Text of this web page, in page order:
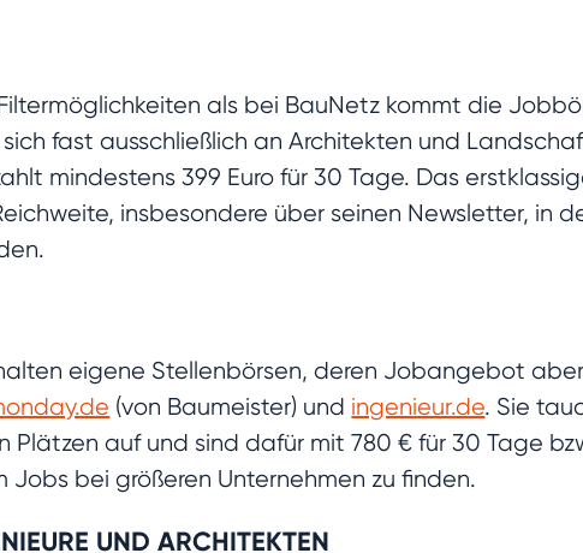
als bei BauNetz kommt die
fast ausschließlich an Architekten und
mindestens 399 Euro für 30 Tage. Das
insbesondere über seinen Newsletter, in
eigene Stellenbörsen, deren Jobangebot
(von Baumeister) und ingenieur.de. Sie
auf und sind dafür mit 780 € für 30 Tage
bei größeren Unternehmen zu finden.
UND ARCHITEKTEN